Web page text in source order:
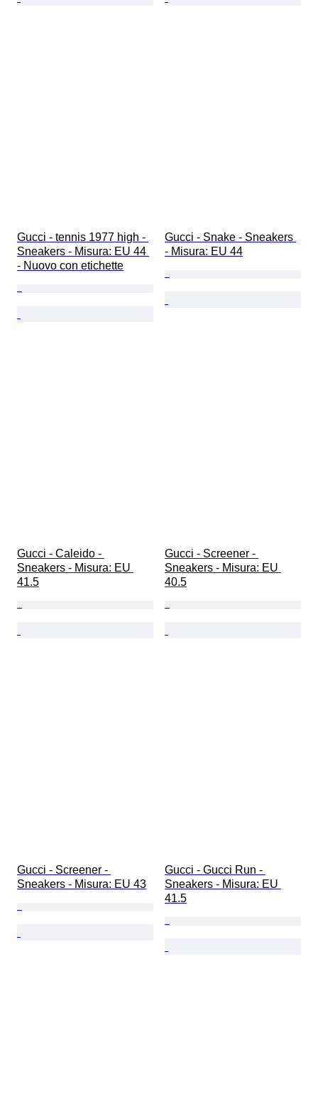
Gucci - tennis 1977 high -
Sneakers - Misura: EU 44
- Nuovo con etichette
Gucci - Snake - Sneakers
- Misura: EU 44
Gucci - Caleido -
Sneakers - Misura: EU
41.5
Gucci - Screener -
Sneakers - Misura: EU
40.5
Gucci - Screener -
Sneakers - Misura: EU 43
Gucci - Gucci Run -
Sneakers - Misura: EU
41.5